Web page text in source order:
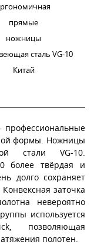
прямые
ножницы
сталь VG-10
Китай
формы. Ножницы
стали VG-10.
более твёрдая и
долго сохраняет
заточка
невероятно
используется
позволяющая
полотен.